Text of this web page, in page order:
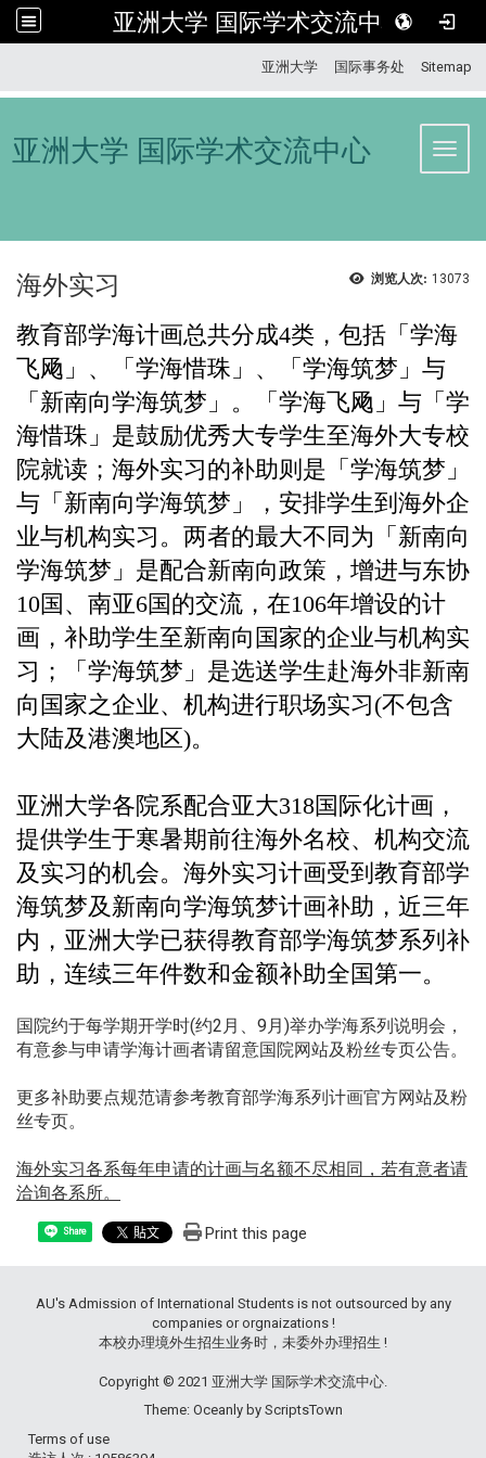
亚洲大学 国际学术交流中心
亚洲大学 国际事务处 Sitemap
亚洲大学 国际学术交流中心
浏览人次: 13073
海外实习
教育部学海计画总共分成4类，包括「学海
飞飏」、「学海惜珠」、「学海筑梦」与
「新南向学海筑梦」。「学海飞飏」与「学
海惜珠」是鼓励优秀大专学生至海外大专校
院就读；海外实习的补助则是「学海筑梦」
与「新南向学海筑梦」，安排学生到海外企
业与机构实习。两者的最大不同为「新南向
学海筑梦」是配合新南向政策，增进与东协
10国、南亚6国的交流，在106年增设的计
画，补助学生至新南向国家的企业与机构实
习；「学海筑梦」是选送学生赴海外非新南
向国家之企业、机构进行职场实习(不包含
大陆及港澳地区)。
亚洲大学各院系配合亚大318国际化计画，
提供学生于寒暑期前往海外名校、机构交流
及实习的机会。海外实习计画受到教育部学
海筑梦及新南向学海筑梦计画补助，近三年
内，亚洲大学已获得教育部学海筑梦系列补
助，连续三年件数和金额补助全国第一。
国院约于每学期开学时(约2月、9月)举办学海系列说明会，
有意参与申请学海计画者请留意国院网站及粉丝专页公告。
更多补助要点规范请参考教育部学海系列计画官方网站及粉
丝专页。
海外实习各系每年申请的计画与名额不尽相同，若有意者请
洽询各系所。
Share Print this page
AU's Admission of International Students is not outsourced by any
companies or orgnaizations !
本校办理境外生招生业务时，未委外办理招生 !
Copyright © 2021 亚洲大学 国际学术交流中心.
Theme: Oceanly by ScriptsTown
Terms of use